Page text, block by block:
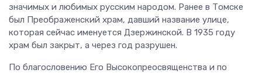
значимых и любимых русским народом. Ранее в Томске
был Преображенский храм, давший название улице,
которая сейчас именуется Дзержинской. В 1935 году
храм был закрыт, а через год разрушен.
По благословению Его Высокопреосвященства и по